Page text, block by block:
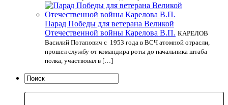
Парад Победы для ветерана Великой
Отечественной войны Карелова В.П. КАРЕЛОВ
Василий Потапович с 1953 года в ВСЧ атомной отрасли,
прошел службу от командира роты до начальника штаба
полка, участвовал в […]